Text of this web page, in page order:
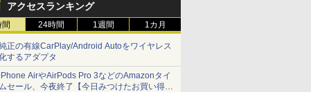
アクセスランキング
間 24時間 1週間 1カ月
正の有線CarPlay/Android Autoをワイヤレス
するアダプタ
AirやAirPods Pro 3などのAmazonタイ
セール、今夜終了【今日みつけたお買い得